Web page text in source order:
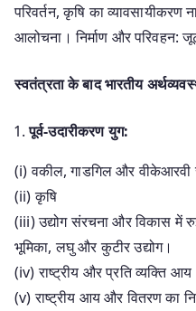
परिवर्तन, कृषि का व्यावसायीकरण
आलोचना। निर्माण और
स्वतंत्रता के बाद भारतीय
पूर्व-उदारीकरण युग:
(i) वकील, गाडगिल और वीकेआरवी
(ii) कृषि
(iii) उद्योग संरचना और विकास में
भूमिका, लघु और कुटीर उद्योग।
(iv) राष्ट्रीय और प्रति व्यक्ति आय
(v) राष्ट्रीय आय और वितरण का